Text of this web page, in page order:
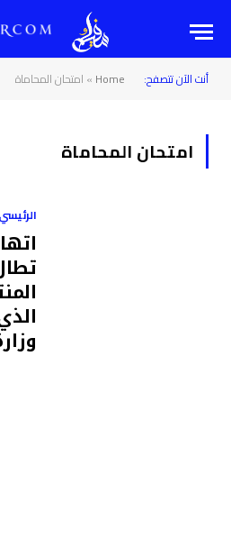
أنت الآن تتصفح: Home
» امتحان المحاماة
امتحان المحاماة
الرئيسي